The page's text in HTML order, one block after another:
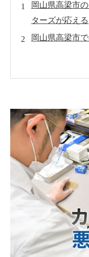
岡山県高梁市
ターズが応える
岡山県高梁市